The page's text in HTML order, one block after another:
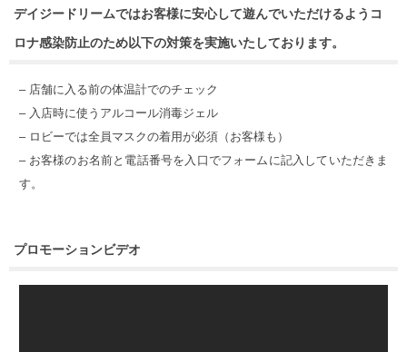
デイジードリームではお客様に安心して遊んでいただけるようコ
ロナ感染防止のため以下の対策を実施いたしております。
– 店舗に入る前の体温計でのチェック
– 入店時に使うアルコール消毒ジェル
– ロビーでは全員マスクの着用が必須（お客様も）
– お客様のお名前と電話番号を入口でフォームに記入していただきま
す。
プロモーションビデオ